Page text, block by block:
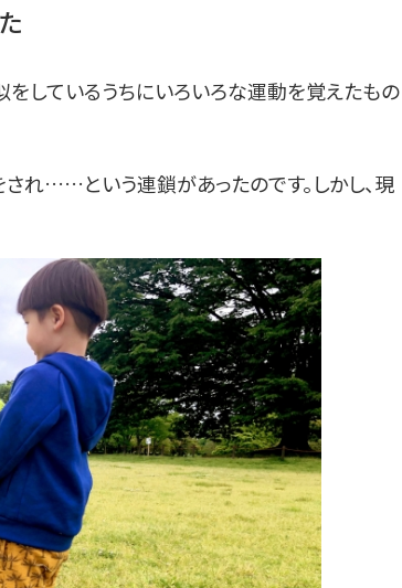
しているうちにいろいろな運動を覚えたもの
れ……という連鎖があったのです。しかし、現